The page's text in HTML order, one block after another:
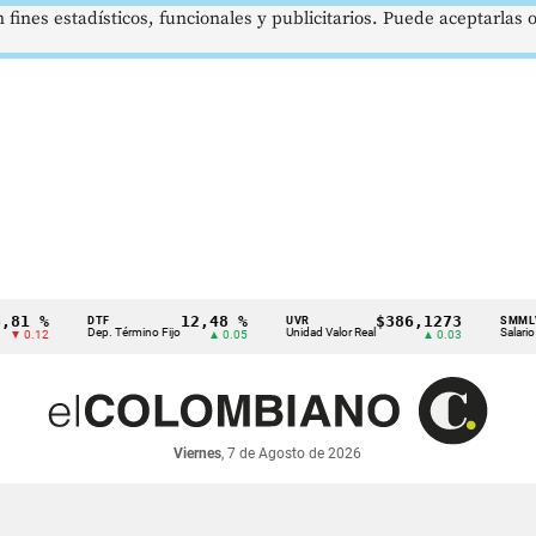
DTF
Dep. Término Fijo
12,48 %
▲ 0.05
UVR
Unidad Valor Real
$386,1273
▲ 0.03
SMMLV
Salario Mínimo
Viernes, 7 de Agosto de 2026
estadísticos, funcionales y publicitarios. Puede aceptarlas